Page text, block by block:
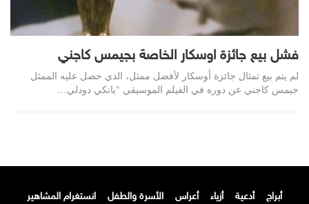
فشل بيع جائزة اوسكار الخاصة بجيمس كاجني
لم يتم بيع تمثال جائزة أوسكار لأفضل ممثل، الذي حصل عليه الممثل
جيمس كاجني عن دوره في الفيلم الموسيقي "يانكي دودلي…
أبراج أدعية أزياء أعراس الأسرة والطفل انستغرام المشاهير